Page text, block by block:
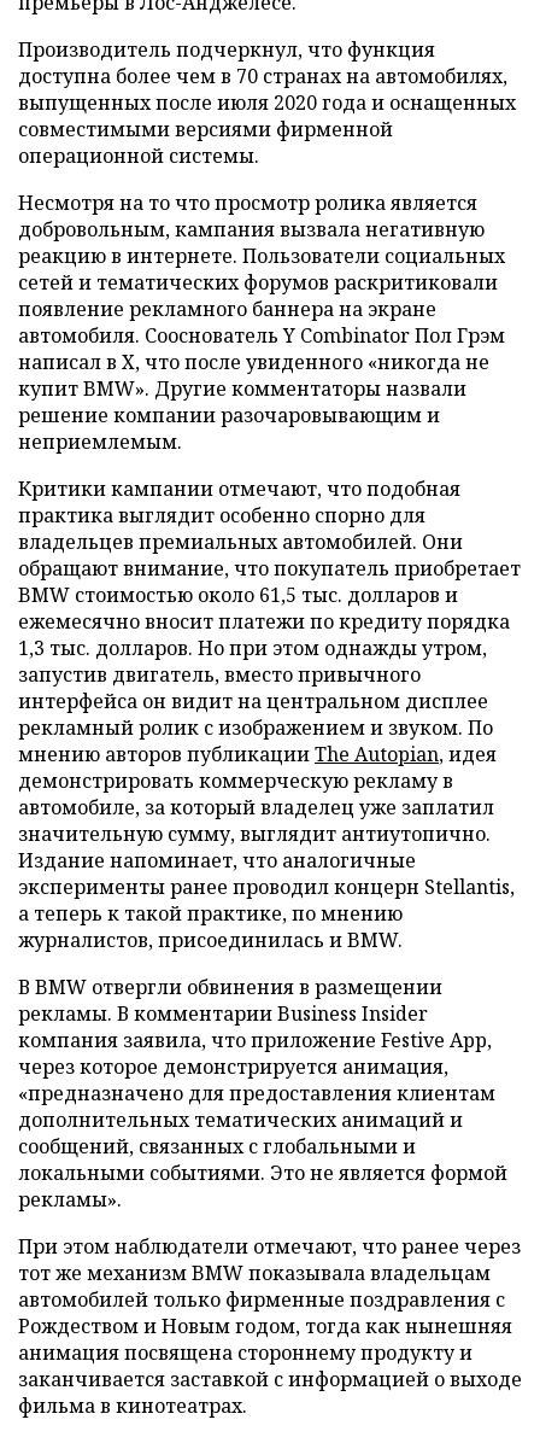
Производитель подчеркнул, что функция
доступна более чем в 70 странах на автомобилях,
выпущенных после июля 2020 года и оснащенных
совместимыми версиями фирменной
операционной системы.
Несмотря на то что просмотр ролика является
добровольным, кампания вызвала негативную
реакцию в интернете. Пользователи социальных
сетей и тематических форумов раскритиковали
появление рекламного баннера на экране
автомобиля. Сооснователь Y Combinator Пол Грэм
написал в X, что после увиденного «никогда не
купит BMW». Другие комментаторы назвали
решение компании разочаровывающим и
неприемлемым.
Критики кампании отмечают, что подобная
практика выглядит особенно спорно для
владельцев премиальных автомобилей. Они
обращают внимание, что покупатель приобретает
BMW стоимостью около 61,5 тыс. долларов и
ежемесячно вносит платежи по кредиту порядка
1,3 тыс. долларов. Но при этом однажды утром,
запустив двигатель, вместо привычного
интерфейса он видит на центральном дисплее
рекламный ролик с изображением и звуком. По
мнению авторов публикацииThe Autopian, идея
демонстрировать коммерческую рекламу в
автомобиле, за который владелец уже заплатил
значительную сумму, выглядит антиутопично.
Издание напоминает, что аналогичные
эксперименты ранее проводил концерн Stellantis,
а теперь к такой практике, по мнению
журналистов, присоединилась и BMW.
В BMW отвергли обвинения в размещении
рекламы. В комментарии Business Insider
компания заявила, что приложение Festive App,
через которое демонстрируется анимация,
«предназначено для предоставления клиентам
дополнительных тематических анимаций и
сообщений, связанных с глобальными и
локальными событиями. Это не является формой
рекламы».
При этом наблюдатели отмечают, что ранее через
тот же механизм BMW показывала владельцам
автомобилей только фирменные поздравления с
Рождеством и Новым годом, тогда как нынешняя
анимация посвящена стороннему продукту и
заканчивается заставкой с информацией о выходе
фильма в кинотеатрах.